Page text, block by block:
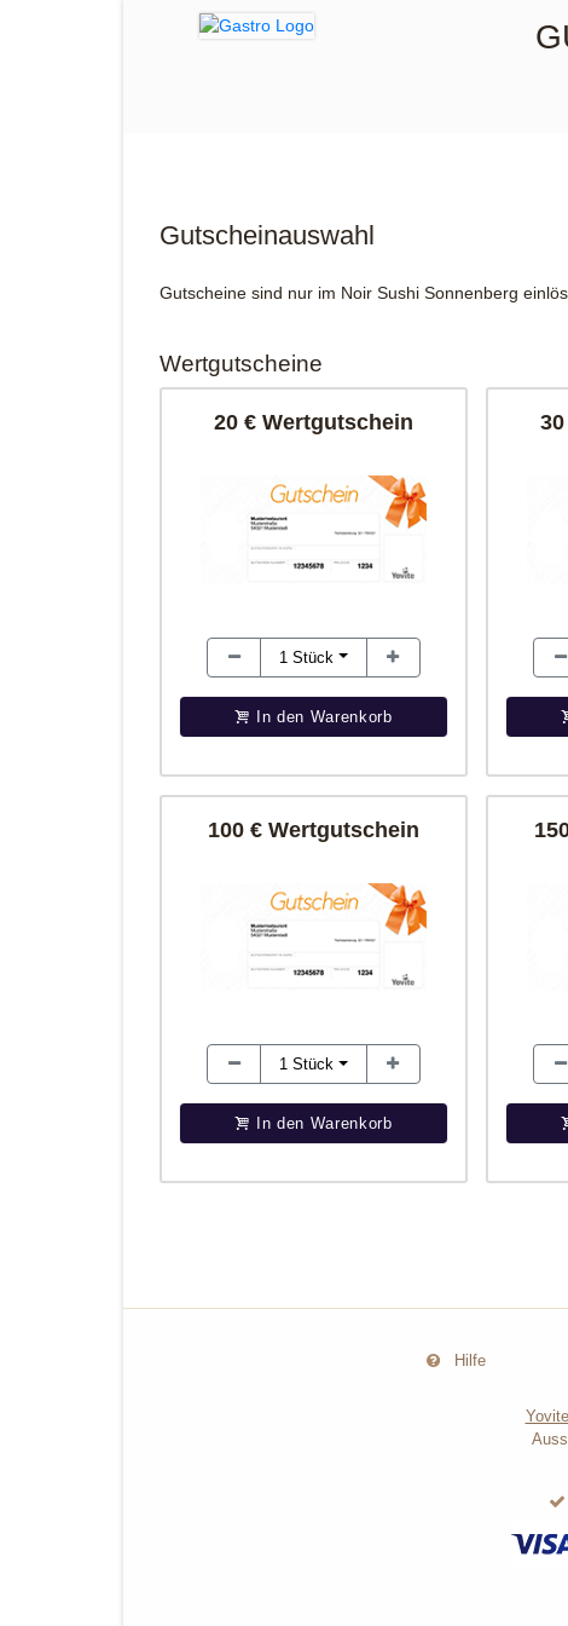
Gutscheinauswahl
Gutscheine sind nur im Noir Sushi Sonnenberg
Wertgutscheine
20 € Wertgutschein
1Stück
In den Warenkorb
100 € Wertgutschein
1Stück
In den Warenkorb
Hilfe